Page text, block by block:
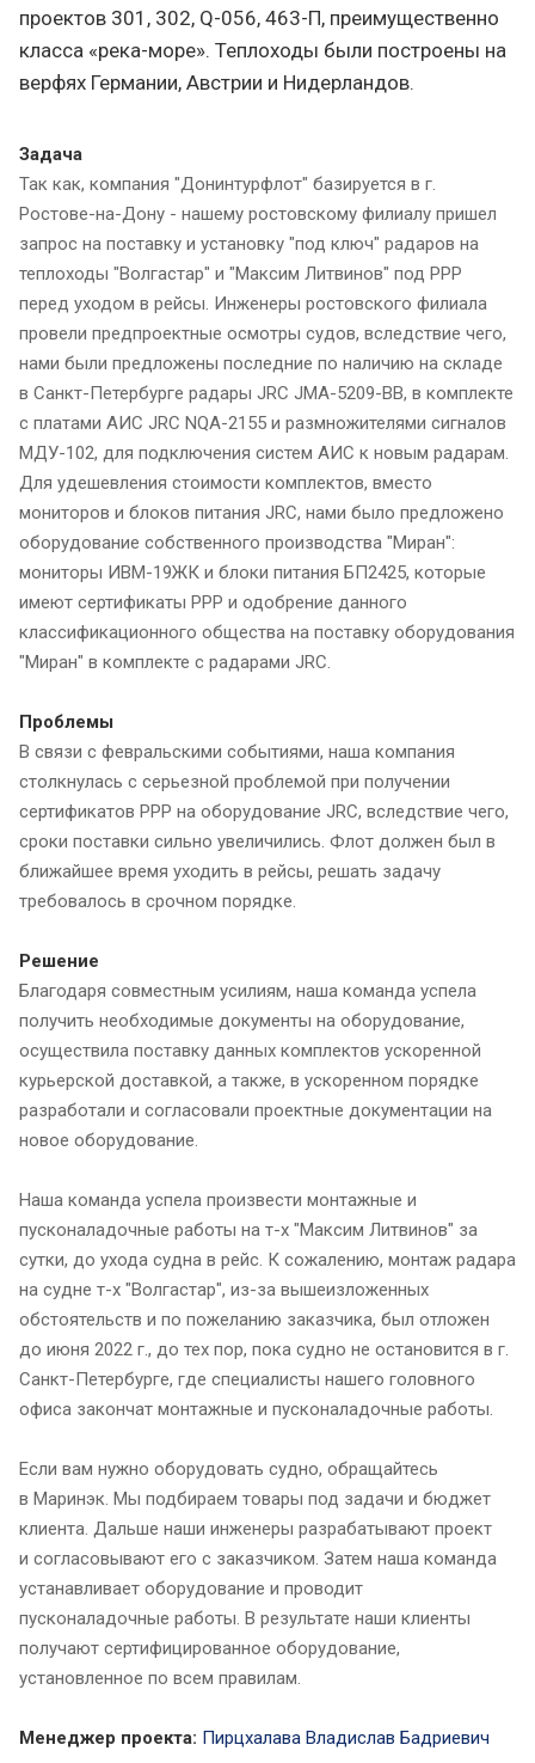
проектов 301, 302, Q-056, 463-П, преимущественно
класса «река-море». Теплоходы были построены на
верфях Германии, Австрии и Нидерландов.
Задача
Так как, компания "Донинтурфлот" базируется в г.
Ростове-на-Дону - нашему ростовскому филиалу пришел
запрос на поставку и установку "под ключ" радаров на
теплоходы "Волгастар" и "Максим Литвинов" под РРР
перед уходом в рейсы. Инженеры ростовского филиала
провели предпроектные осмотры судов, вследствие чего,
нами были предложены последние по наличию на складе
в Санкт-Петербурге радары JRC JMA-5209-BB, в комплекте
с платами АИС JRC NQA-2155 и размножителями сигналов
МДУ-102, для подключения систем АИС к новым радарам.
Для удешевления стоимости комплектов, вместо
мониторов и блоков питания JRC, нами было предложено
оборудование собственного производства "Миран":
мониторы ИВМ-19ЖК и блоки питания БП2425, которые
имеют сертификаты РРР и одобрение данного
классификационного общества на поставку оборудования
"Миран" в комплекте с радарами JRC.
Проблемы
В связи с февральскими событиями, наша компания
столкнулась с серьезной проблемой при получении
сертификатов РРР на оборудование JRC, вследствие чего,
сроки поставки сильно увеличились. Флот должен был в
ближайшее время уходить в рейсы, решать задачу
требовалось в срочном порядке.
Решение
Благодаря совместным усилиям, наша команда успела
получить необходимые документы на оборудование,
осуществила поставку данных комплектов ускоренной
курьерской доставкой, а также, в ускоренном порядке
разработали и согласовали проектные документации на
новое оборудование.
Наша команда успела произвести монтажные и
пусконаладочные работы на т-х "Максим Литвинов" за
сутки, до ухода судна в рейс. К сожалению, монтаж радара
на судне т-х "Волгастар", из-за вышеизложенных
обстоятельств и по пожеланию заказчика, был отложен
до июня 2022 г., до тех пор, пока судно не остановится в г.
Санкт-Петербурге, где специалисты нашего головного
офиса закончат монтажные и пусконаладочные работы.
Если вам нужно оборудовать судно, обращайтесь
в Маринэк. Мы подбираем товары под задачи и бюджет
клиента. Дальше наши инженеры разрабатывают проект
и согласовывают его с заказчиком. Затем наша команда
устанавливает оборудование и проводит
пусконаладочные работы. В результате наши клиенты
получают сертифицированное оборудование,
установленное по всем правилам.
Менеджер проекта: Пирцхалава Владислав Бадриевич